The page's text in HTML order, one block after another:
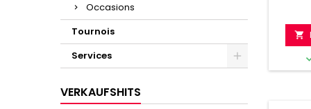
Occasions
Tournois
Services
VERKAUFSHITS
